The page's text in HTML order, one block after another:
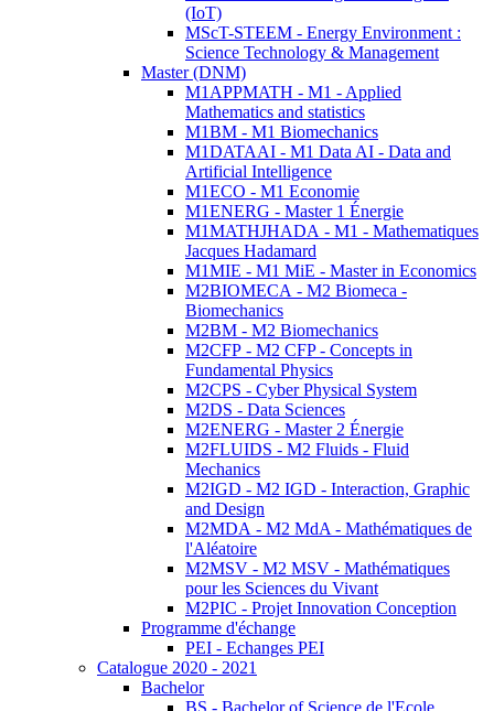
(IoT)
MScT-STEEM - Energy Environment :
Science Technology & Management
Master (DNM)
M1APPMATH - M1 - Applied
Mathematics and statistics
M1BM - M1 Biomechanics
M1DATAAI - M1 Data AI - Data and
Artificial Intelligence
M1ECO - M1 Economie
M1ENERG - Master 1 Énergie
M1MATHJHADA - M1 - Mathematiques
Jacques Hadamard
M1MIE - M1 MiE - Master in Economics
M2BIOMECA - M2 Biomeca -
Biomechanics
M2BM - M2 Biomechanics
M2CFP - M2 CFP - Concepts in
Fundamental Physics
M2CPS - Cyber Physical System
M2DS - Data Sciences
M2ENERG - Master 2 Énergie
M2FLUIDS - M2 Fluids - Fluid
Mechanics
M2IGD - M2 IGD - Interaction, Graphic
and Design
M2MDA - M2 MdA - Mathématiques de
l'Aléatoire
M2MSV - M2 MSV - Mathématiques
pour les Sciences du Vivant
M2PIC - Projet Innovation Conception
Programme d'échange
PEI - Echanges PEI
Catalogue 2020 - 2021
Bachelor
BS - Bachelor of Science de l'Ecole